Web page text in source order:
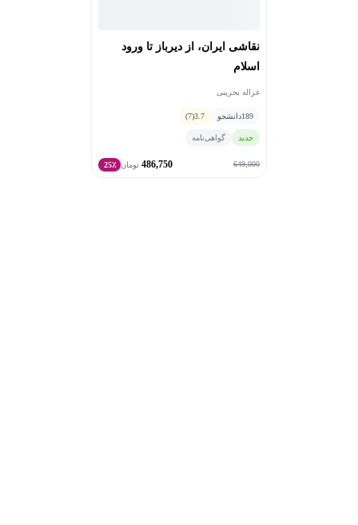
نقاشی ایران، از دیرباز تا ورود
اسلام
غزاله بحرینی
189دانشجو 3.7
(7)
جدید گواهی‌نامه
649,000
486,750 تومان 25٪